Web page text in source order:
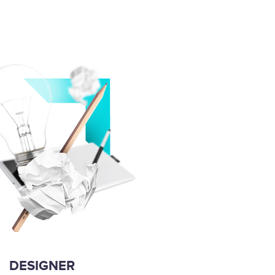
DESIGNER